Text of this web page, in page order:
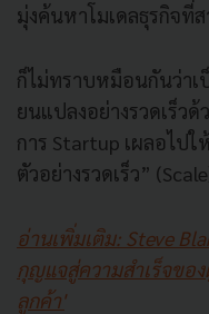
มุ่งค้นหาโมเดลธุรกิจที่
ก็ไม่ทราบหมือนกันว่าเ
ยนแปลงอย่างรวดเร็ว
การ Startup เผลอไป
ตัวอย่างรวดเร็ว”
อ่านเพิ่มเติม: Steve
กุญแจสู่ความสำเร็จขอ
ลูกค้า'